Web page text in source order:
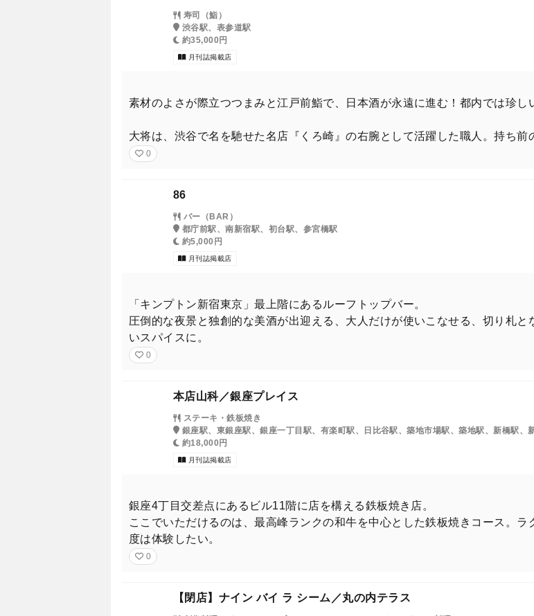
寿司（鮨）
渋谷駅、表参道駅
約35,000円
月刊誌掲載店
素材のよさが際立つつまみと江戸前鮨で、日本酒が永遠に進む！都内では珍し
大将は、渋谷で名を馳せた名店『くろ崎』の右腕として活躍した職人。持ち前
0
86
バー（BAR）
都庁前駅、南新宿駅、初台駅、参宮橋駅
約5,000円
月刊誌掲載店
「キンプトン新宿東京」最上階にあるルーフトップバー。
圧倒的な夜景と独創的な美酒が出迎える、大人だけが使いこなせる、切り札
いスパイスに。
0
本店山科／銀座プレイス
ステーキ・鉄板焼き
銀座駅、東銀座駅、銀座一丁目駅、有楽町駅、日比谷駅、築地市場駅、築地駅、新橋駅、
約18,000円
月刊誌掲載店
銀座4丁目交差点にあるビル11階に店を構える鉄板焼き店。
ここでいただけるのは、最高峰ランクの和牛を中心とした鉄板焼きコース。
度は体験したい。
0
【閉店】ナイン バイ ラ シーム／丸の内テラス